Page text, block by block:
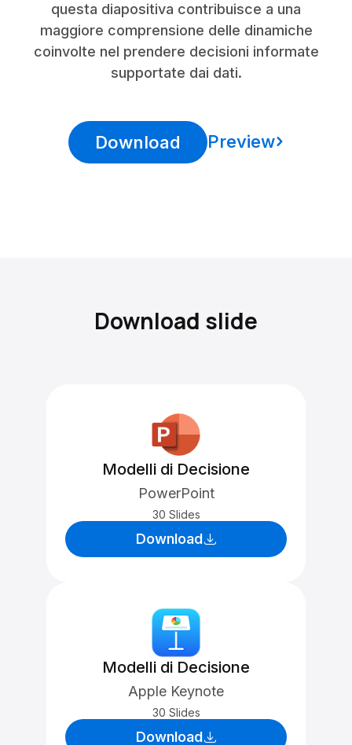
questa diapositiva contribuisce a una
maggiore comprensione delle dinamiche
coinvolte nel prendere decisioni informate
supportate dai dati.
Download Preview
Download slide
Modelli di Decisione
PowerPoint
30 Slides
Download
Modelli di Decisione
Apple Keynote
30 Slides
Download